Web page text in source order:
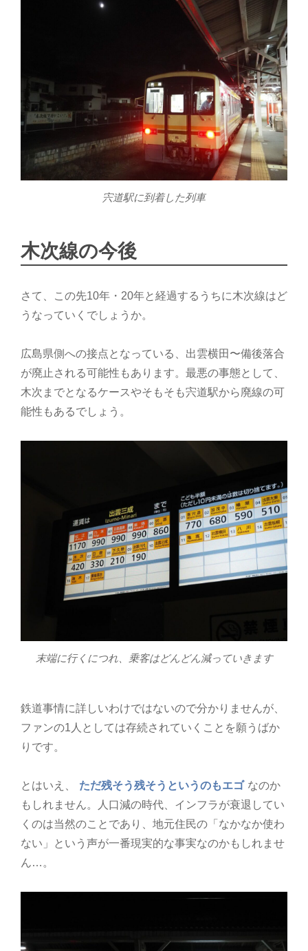
宍道駅に到着した列車
木次線の今後
さて、この先10年・20年と経過するうちに木次線はど
うなっていくでしょうか。
広島県側への接点となっている、出雲横田〜備後落合
が廃止される可能性もあります。最悪の事態として、
木次までとなるケースやそもそも宍道駅から廃線の可
能性もあるでしょう。
末端に行くにつれ、乗客はどんどん減っていきます
鉄道事情に詳しいわけではないので分かりませんが、
ファンの1人としては存続されていくことを願うばか
りです。
とはいえ、 ただ残そう残そうというのもエゴ なのか
もしれません。人口減の時代、インフラが衰退してい
くのは当然のことであり、地元住民の「なかなか使わ
ない」という声が一番現実的な事実なのかもしれませ
ん…。